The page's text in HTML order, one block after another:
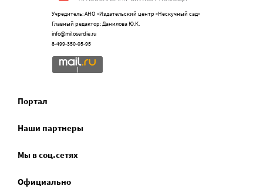
Учредитель: АНО «Издательский центр «Нескучный сад»
Главный редактор: Данилова Ю.К.
info@miloserdie.ru
8-499-350-05-95
Портал
Наши партнеры
Мы в соц.сетях
Официально